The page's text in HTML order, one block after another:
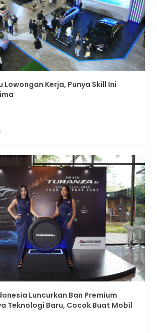
Lowongan Kerja, Punya Skill Ini
Luncurkan Ban Premium
Teknologi Baru, Cocok Buat Mobil